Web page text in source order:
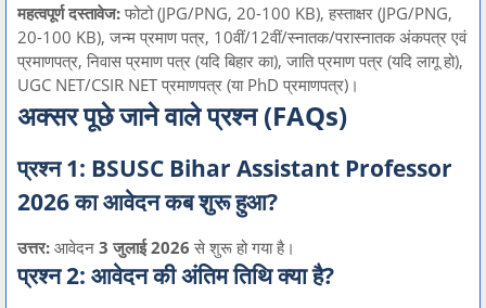
महत्वपूर्ण दस्तावेज: फोटो (JPG/PNG, 20-100 KB), हस्ताक्षर (JPG/PNG,
20-100 KB), जन्म प्रमाण पत्र, 10वीं/12वीं/स्नातक/परास्नातक अंकपत्र एवं
प्रमाणपत्र, निवास प्रमाण पत्र (यदि बिहार का), जाति प्रमाण पत्र (यदि लागू हो),
UGC NET/CSIR NET प्रमाणपत्र (या PhD प्रमाणपत्र)।
अक्सर पूछे जाने वाले प्रश्न (FAQs)
प्रश्न 1: BSUSC Bihar Assistant Professor
2026 का आवेदन कब शुरू हुआ?
उत्तर: आवेदन 3 जुलाई 2026 से शुरू हो गया है।
प्रश्न 2: आवेदन की अंतिम तिथि क्या है?